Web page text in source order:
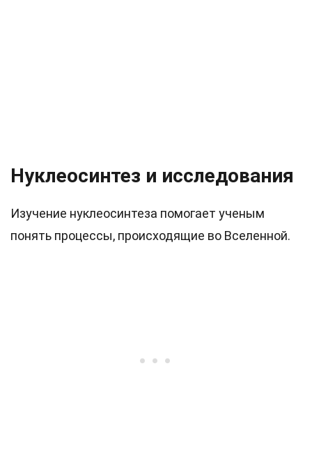
Нуклеосинтез и исследования
Изучение нуклеосинтеза помогает ученым
понять процессы, происходящие во Вселенной.